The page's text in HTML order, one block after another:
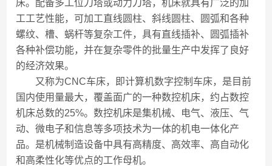
床。配备多工位刀塔或动力刀塔，机床就具有广泛的加
工工艺性能，可加工直线圆柱、斜线圆柱、圆弧和各种
螺纹、槽、蜗杆等复杂工件，具有直线插补、圆弧插补
各种补偿功能，并在复杂零件的批量生产中发挥了良好
的经济效果。
又称为CNC车床，即计算机数字控制车床，是目前
国内使用量最大，覆盖面广的一种数控机床，约占数控
机床总数的25%。数控机床是集机械、电气、液压、气
动、微电子和信息等多项技术为一体的机电一体化产
品。是机械制造设备中具有高精度、高效率、高自动化
和高柔性化等优点的工作母机。